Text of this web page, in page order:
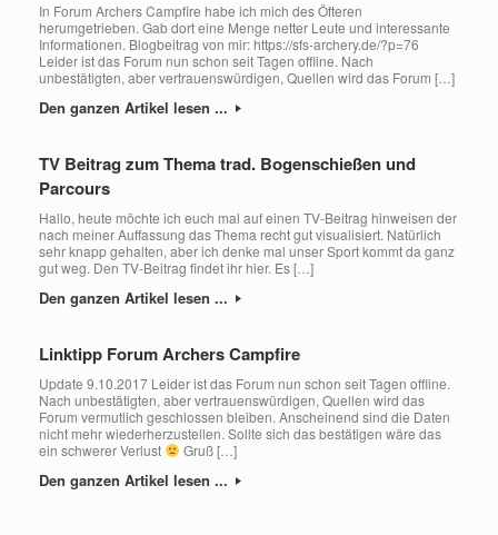
In Forum Archers Campfire habe ich mich des Öfteren
herumgetrieben. Gab dort eine Menge netter Leute und interessante
Informationen. Blogbeitrag von mir: https://sfs-archery.de/?p=76
Leider ist das Forum nun schon seit Tagen offline. Nach
unbestätigten, aber vertrauenswürdigen, Quellen wird das Forum […]
Den ganzen Artikel lesen ...
TV Beitrag zum Thema trad. Bogenschießen und
Parcours
Hallo, heute möchte ich euch mal auf einen TV-Beitrag hinweisen der
nach meiner Auffassung das Thema recht gut visualisiert. Natürlich
sehr knapp gehalten, aber ich denke mal unser Sport kommt da ganz
gut weg. Den TV-Beitrag findet ihr hier. Es […]
Den ganzen Artikel lesen ...
Linktipp Forum Archers Campfire
Update 9.10.2017 Leider ist das Forum nun schon seit Tagen offline.
Nach unbestätigten, aber vertrauenswürdigen, Quellen wird das
Forum vermutlich geschlossen bleiben. Anscheinend sind die Daten
nicht mehr wiederherzustellen. Sollte sich das bestätigen wäre das
ein schwerer Verlust
Gruß […]
Den ganzen Artikel lesen ...